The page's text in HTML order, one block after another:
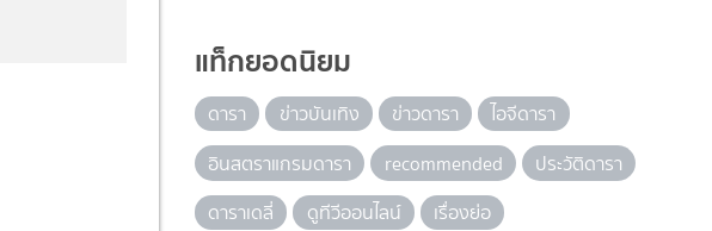
แท็กยอดนิยม
ดารา ข่าวบันเทิง ข่าวดารา
ไอจีดารา
อินสตราแกรมดารา
recommended
ประวัติดารา
ดาราเดลี่
ดูทีวีออนไลน์ เรื่องย่อ